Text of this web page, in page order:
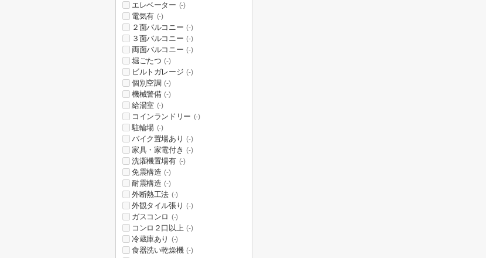
エレベーター (-)
電気有 (-)
２面バルコニー (-)
３面バルコニー (-)
両面バルコニー (-)
堀ごたつ (-)
ビルトガレージ (-)
個別空調 (-)
機械警備 (-)
給湯室 (-)
コインランドリー (-)
駐輪場 (-)
バイク置場あり (-)
家具・家電付き (-)
洗濯機置場有 (-)
免震構造 (-)
耐震構造 (-)
外断熱工法 (-)
外観タイル張り (-)
ガスコンロ (-)
コンロ２口以上 (-)
冷蔵庫あり (-)
食器洗い乾燥機 (-)